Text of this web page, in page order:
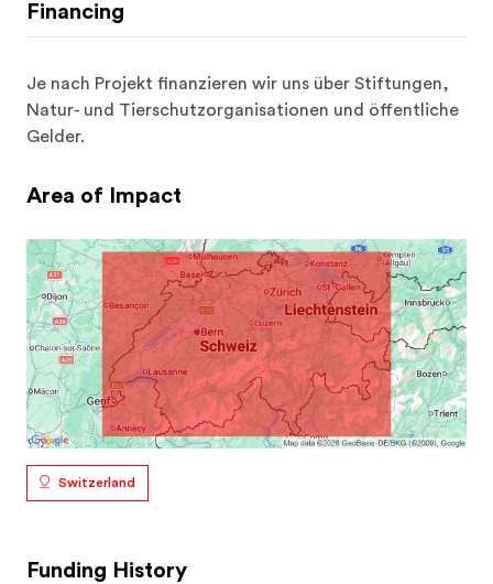
Financing
Je nach Projekt finanzieren wir uns über Stiftungen,
Natur- und Tierschutzorganisationen und öffentliche
Gelder.
Area of Impact
Switzerland
Funding History